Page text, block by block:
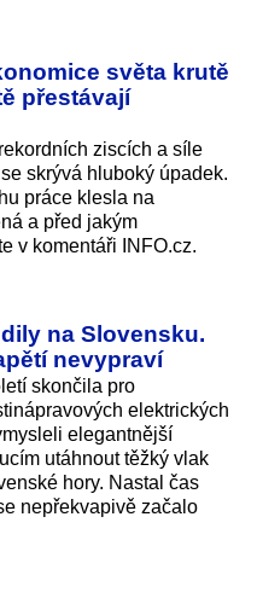
světa krutě
přestávají
ziscích a síle
skrývá hluboký úpadek.
práce klesla na
a před jakým
v komentáři INFO.cz.
na Slovensku.
nevypraví
skončila pro
elektrických
elegantnější
utáhnout těžký vlak
hory. Nastal čas
nepřekvapivě začalo